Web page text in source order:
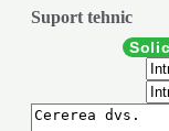
Suport tehnic